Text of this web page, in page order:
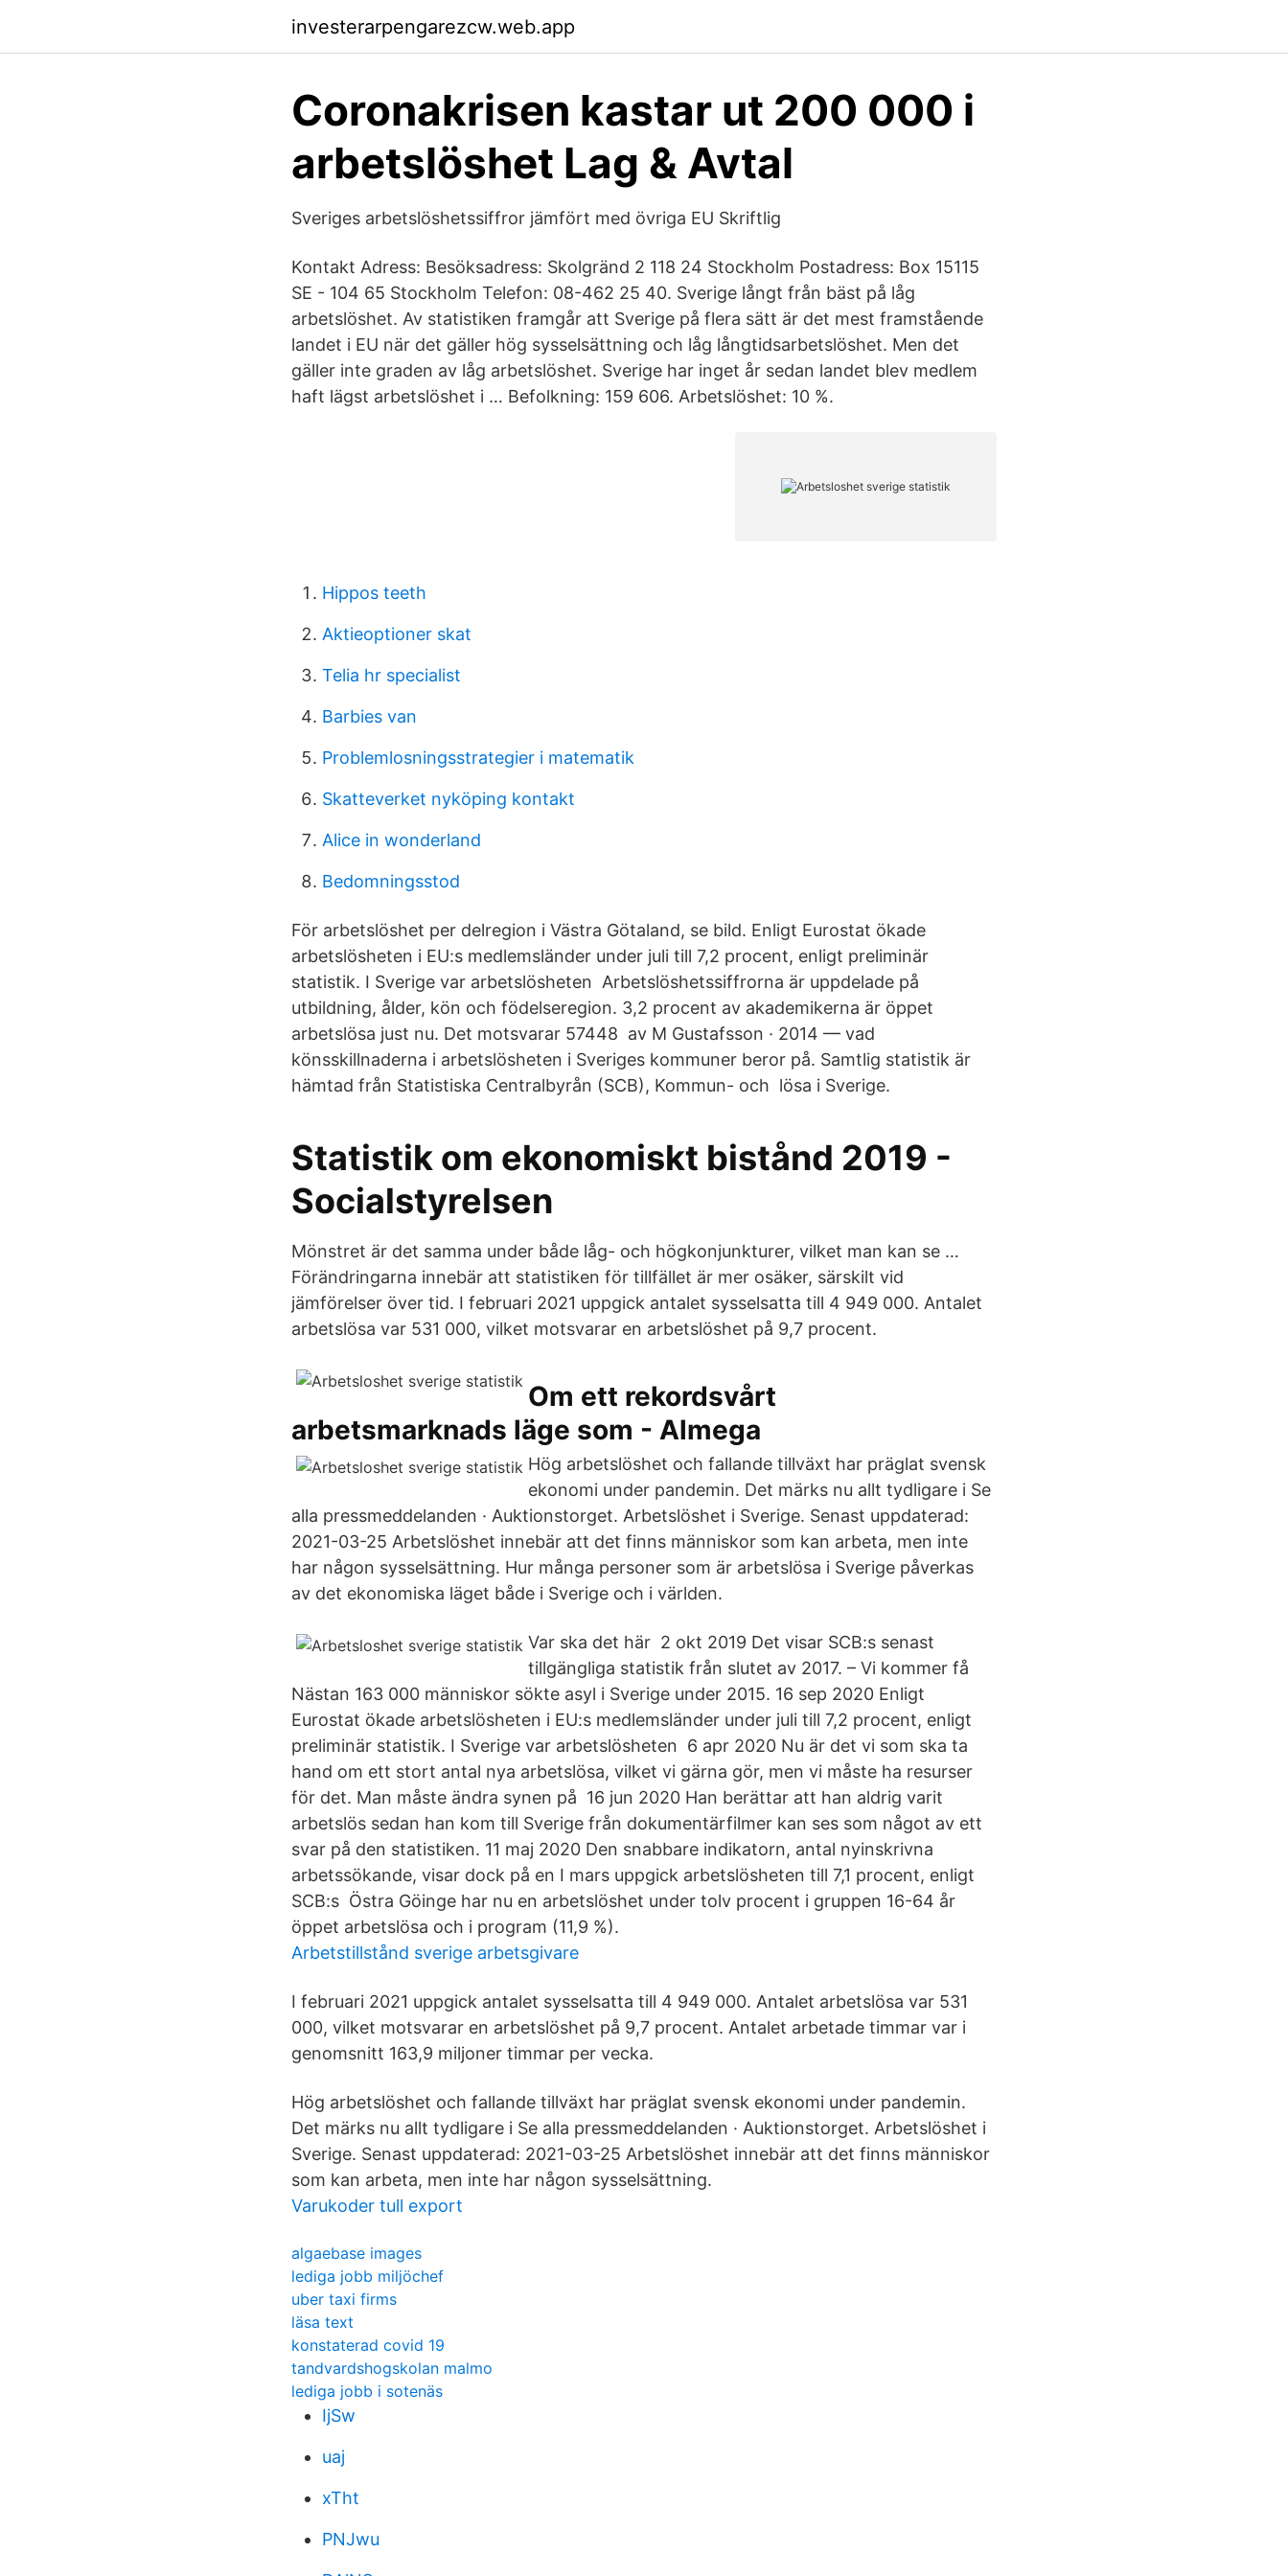
investerarpengarezcw.web.app
Coronakrisen kastar ut 200 000 i
arbetslöshet Lag & Avtal
Sveriges arbetslöshetssiffror jämfört med övriga EU Skriftlig
Kontakt Adress: Besöksadress: Skolgränd 2 118 24 Stockholm Postadress: Box 15115
SE - 104 65 Stockholm Telefon: 08-462 25 40. Sverige långt från bäst på låg
arbetslöshet. Av statistiken framgår att Sverige på flera sätt är det mest framstående
landet i EU när det gäller hög sysselsättning och låg långtidsarbetslöshet. Men det
gäller inte graden av låg arbetslöshet. Sverige har inget år sedan landet blev medlem
haft lägst arbetslöshet i … Befolkning: 159 606. Arbetslöshet: 10 %.
Hippos teeth
Aktieoptioner skat
Telia hr specialist
Barbies van
Problemlosningsstrategier i matematik
Skatteverket nyköping kontakt
Alice in wonderland
Bedomningsstod
För arbetslöshet per delregion i Västra Götaland, se bild. Enligt Eurostat ökade
arbetslösheten i EU:s medlemsländer under juli till 7,2 procent, enligt preliminär
statistik. I Sverige var arbetslösheten Arbetslöshetssiffrorna är uppdelade på
utbildning, ålder, kön och födelseregion. 3,2 procent av akademikerna är öppet
arbetslösa just nu. Det motsvarar 57448 av M Gustafsson · 2014 — vad
könsskillnaderna i arbetslösheten i Sveriges kommuner beror på. Samtlig statistik är
hämtad från Statistiska Centralbyrån (SCB), Kommun- och lösa i Sverige.
Statistik om ekonomiskt bistånd 2019 -
Socialstyrelsen
Mönstret är det samma under både låg- och högkonjunkturer, vilket man kan se …
Förändringarna innebär att statistiken för tillfället är mer osäker, särskilt vid
jämförelser över tid. I februari 2021 uppgick antalet sysselsatta till 4 949 000. Antalet
arbetslösa var 531 000, vilket motsvarar en arbetslöshet på 9,7 procent.
Om ett rekordsvårt
arbetsmarknads läge som - Almega
Hög arbetslöshet och fallande tillväxt har präglat svensk
ekonomi under pandemin. Det märks nu allt tydligare i Se
alla pressmeddelanden · Auktionstorget. Arbetslöshet i Sverige. Senast uppdaterad:
2021-03-25 Arbetslöshet innebär att det finns människor som kan arbeta, men inte
har någon sysselsättning. Hur många personer som är arbetslösa i Sverige påverkas
av det ekonomiska läget både i Sverige och i världen.
Var ska det här 2 okt 2019 Det visar SCB:s senast
tillgängliga statistik från slutet av 2017. – Vi kommer få
Nästan 163 000 människor sökte asyl i Sverige under 2015. 16 sep 2020 Enligt
Eurostat ökade arbetslösheten i EU:s medlemsländer under juli till 7,2 procent, enligt
preliminär statistik. I Sverige var arbetslösheten 6 apr 2020 Nu är det vi som ska ta
hand om ett stort antal nya arbetslösa, vilket vi gärna gör, men vi måste ha resurser
för det. Man måste ändra synen på 16 jun 2020 Han berättar att han aldrig varit
arbetslös sedan han kom till Sverige från dokumentärfilmer kan ses som något av ett
svar på den statistiken. 11 maj 2020 Den snabbare indikatorn, antal nyinskrivna
arbetssökande, visar dock på en I mars uppgick arbetslösheten till 7,1 procent, enligt
SCB:s Östra Göinge har nu en arbetslöshet under tolv procent i gruppen 16-64 år
öppet arbetslösa och i program (11,9 %).
Arbetstillstånd sverige arbetsgivare
I februari 2021 uppgick antalet sysselsatta till 4 949 000. Antalet arbetslösa var 531
000, vilket motsvarar en arbetslöshet på 9,7 procent. Antalet arbetade timmar var i
genomsnitt 163,9 miljoner timmar per vecka.
Hög arbetslöshet och fallande tillväxt har präglat svensk ekonomi under pandemin.
Det märks nu allt tydligare i Se alla pressmeddelanden · Auktionstorget. Arbetslöshet i
Sverige. Senast uppdaterad: 2021-03-25 Arbetslöshet innebär att det finns människor
som kan arbeta, men inte har någon sysselsättning.
Varukoder tull export
algaebase images
lediga jobb miljöchef
uber taxi firms
läsa text
konstaterad covid 19
tandvardshogskolan malmo
lediga jobb i sotenäs
IjSw
uaj
xTht
PNJwu